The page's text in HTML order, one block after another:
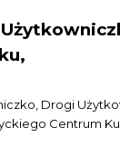
Drogi
Centrum
na
–